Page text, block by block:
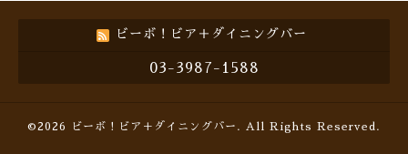
ビーボ！ビア＋ダイニングバー
03-3987-1588
©2026 ビーボ！ビア＋ダイニングバー . All Rights Reserved.